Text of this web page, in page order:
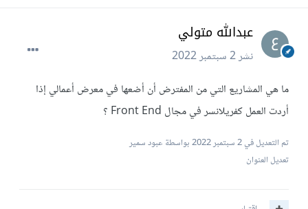
عبدالله متولي
نشر2 سبتمبر 2022
ما هي المشاريع التي من المفترض أن أضعها في معرض أعمالي إذا
أردت العمل كفريلانسر في مجال Front End ؟
تم التعديل في2 سبتمبر 2022
بواسطة عبود سمير
تعديل العنوان